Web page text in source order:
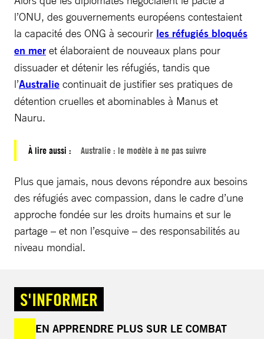
l’ONU, des gouvernements européens contestaient
la capacité des ONG à secourir les réfugiés bloqués
en mer et élaboraient de nouveaux plans pour
dissuader et détenir les réfugiés, tandis que
l’Australie continuait de justifier ses pratiques de
détention cruelles et abominables à Manus et
Nauru.
À lire aussi : Australie : le modèle à ne pas suivre
Plus que jamais, nous devons répondre aux besoins
des réfugiés avec compassion, dans le cadre d’une
approche fondée sur les droits humains et sur le
partage – et non l’esquive – des responsabilités au
niveau mondial.
S'INFORMER
EN APPRENDRE PLUS SUR LE COMBAT